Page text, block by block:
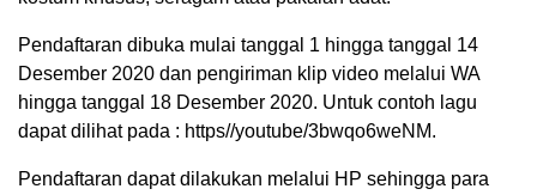
Pendaftaran dibuka mulai tanggal 1 hingga tanggal 14
Desember 2020 dan pengiriman klip video melalui WA
hingga tanggal 18 Desember 2020. Untuk contoh lagu
dapat dilihat pada : https//youtube/3bwqo6weNM.
Pendaftaran dapat dilakukan melalui HP sehingga para